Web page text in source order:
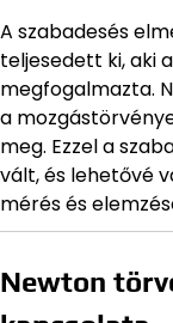
A szabadesés
teljesedett ki, aki
megfogalmazta.
a
meg. Ezzel a
vált, és lehetővé
mérés és
Newton